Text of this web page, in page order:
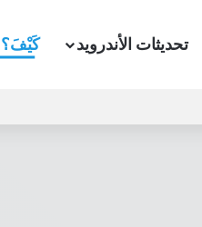
تحديثات الأندرويد كَيْفَ؟